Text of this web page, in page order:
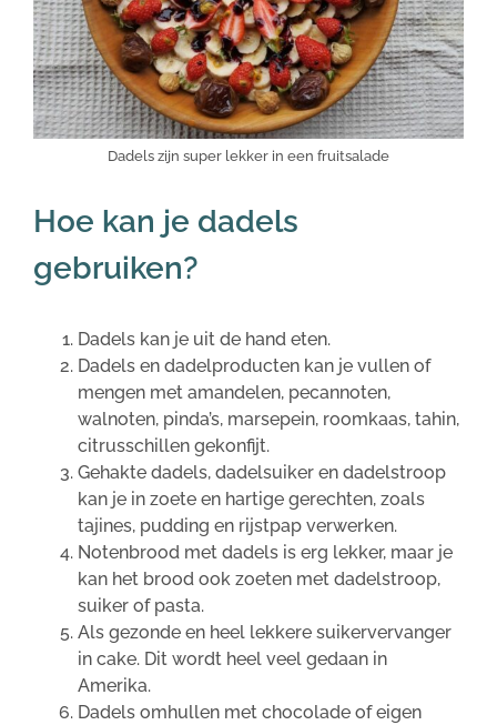
Dadels zijn super lekker in een fruitsalade
Hoe kan je dadels
gebruiken?
Dadels kan je uit de hand eten.
Dadels en dadelproducten kan je vullen of
mengen met amandelen, pecannoten,
walnoten, pinda’s, marsepein, roomkaas, tahin,
citrusschillen gekonfijt.
Gehakte dadels, dadelsuiker en dadelstroop
kan je in zoete en hartige gerechten, zoals
tajines, pudding en rijstpap verwerken.
Notenbrood met dadels is erg lekker, maar je
kan het brood ook zoeten met dadelstroop,
suiker of pasta.
Als gezonde en heel lekkere suikervervanger
in cake. Dit wordt heel veel gedaan in
Amerika.
Dadels omhullen met chocolade of eigen